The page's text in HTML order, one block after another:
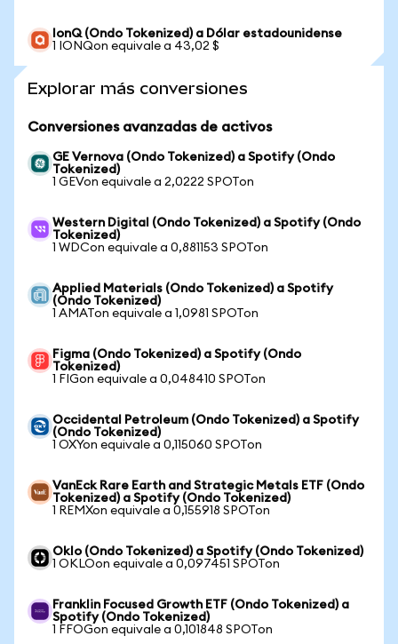
IonQ (Ondo Tokenized) a Dólar estadounidense
1 IONQon equivale a 43,02 $
Explorar más conversiones
Conversiones avanzadas de activos
GE Vernova (Ondo Tokenized) a Spotify (Ondo
Tokenized)
1 GEVon equivale a 2,0222 SPOTon
Western Digital (Ondo Tokenized) a Spotify (Ondo
Tokenized)
1 WDCon equivale a 0,881153 SPOTon
Applied Materials (Ondo Tokenized) a Spotify
(Ondo Tokenized)
1 AMATon equivale a 1,0981 SPOTon
Figma (Ondo Tokenized) a Spotify (Ondo
Tokenized)
1 FIGon equivale a 0,048410 SPOTon
Occidental Petroleum (Ondo Tokenized) a Spotify
(Ondo Tokenized)
1 OXYon equivale a 0,115060 SPOTon
VanEck Rare Earth and Strategic Metals ETF (Ondo
Tokenized) a Spotify (Ondo Tokenized)
1 REMXon equivale a 0,155918 SPOTon
Oklo (Ondo Tokenized) a Spotify (Ondo Tokenized)
1 OKLOon equivale a 0,097451 SPOTon
Franklin Focused Growth ETF (Ondo Tokenized) a
Spotify (Ondo Tokenized)
1 FFOGon equivale a 0,101848 SPOTon